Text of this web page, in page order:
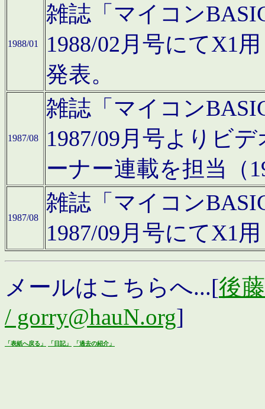
1988/01
雑誌「マイコン
1988/02月号にてX1
発表。
1987/08
雑誌「マイコン
1987/09月号よりビ
ーナー連載を担当（
1987/08
雑誌「マイコン
1987/09月号にてX1
メールはこちらへ...[後
/ gorry@hauN.org]
「表紙へ戻る」 「日記」 「過去の紹介」